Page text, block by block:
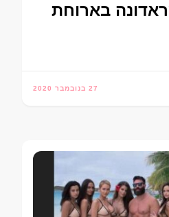
בארוחת
27 בנובמבר 2020